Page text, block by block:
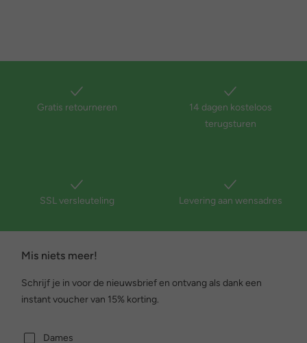
Gratis retourneren
14 dagen kosteloos
terugsturen
SSL versleuteling Levering aan wensadres
Mis niets meer!
Schrijf je in voor de nieuwsbrief en ontvang als dank een
instant voucher van 15% korting.
Dames